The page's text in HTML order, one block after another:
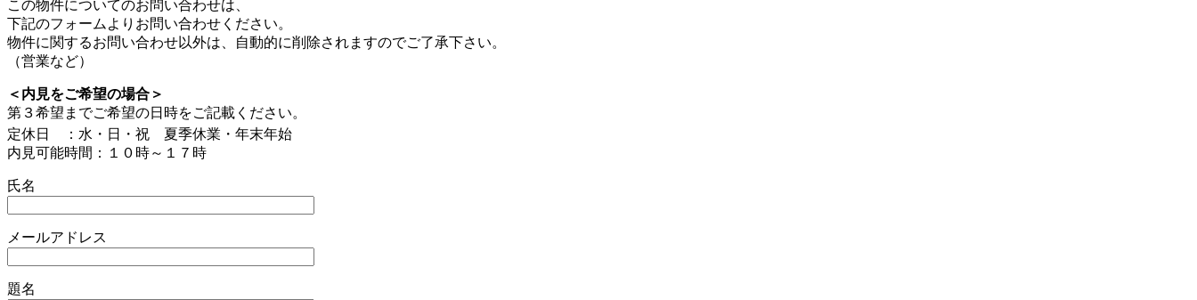
この物件についてのお問い合わせは、
下記のフォームよりお問い合わせください。
物件に関するお問い合わせ以外は、自動的に削除されますのでご了承下さい。
（営業など）
＜内見をご希望の場合＞
第３希望までご希望の日時をご記載ください。
定休日 ：水・日・祝 夏季休業・年末年始
内見可能時間：１０時～１７時
氏名
メールアドレス
題名